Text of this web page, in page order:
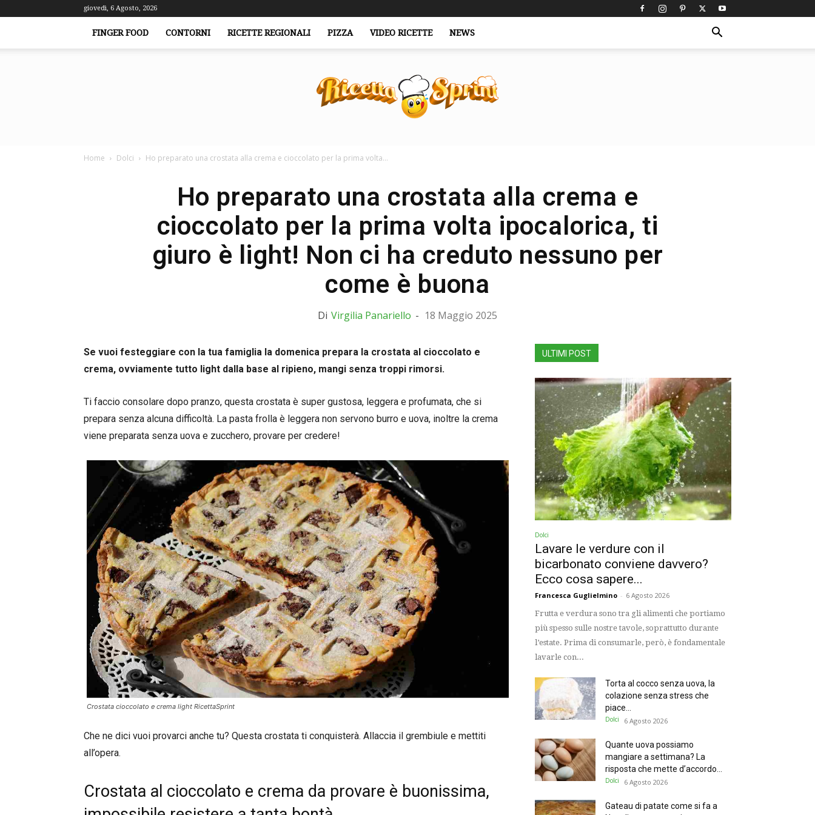
giovedì, 6 Agosto, 2026
FINGER FOOD CONTORNI RICETTE REGIONALI PIZZA VIDEO RICETTE NEWS
Home Dolci Ho preparato una crostata alla crema e cioccolato per la prima volta...
Ho preparato una crostata alla crema e
cioccolato per la prima volta ipocalorica, ti
giuro è light! Non ci ha creduto nessuno per
come è buona
Di Virgilia Panariello - 18 Maggio 2025
Se vuoi festeggiare con la tua famiglia la domenica prepara la crostata al cioccolato e
crema, ovviamente tutto light dalla base al ripieno, mangi senza troppi rimorsi.
Ti faccio consolare dopo pranzo, questa crostata è super gustosa, leggera e profumata, che si
prepara senza alcuna difficoltà. La pasta frolla è leggera non servono burro e uova, inoltre la crema
viene preparata senza uova e zucchero, provare per credere!
Crostata cioccolato e crema light RicettaSprint
Che ne dici vuoi provarci anche tu? Questa crostata ti conquisterà. Allaccia il grembiule e mettiti
all’opera.
Crostata al cioccolato e crema da provare è buonissima,
ULTIMI POST
Dolci
Lavare le verdure con il
bicarbonato conviene davvero?
Ecco cosa sapere...
Francesca Guglielmino - 6 Agosto 2026
Frutta e verdura sono tra gli alimenti che portiamo
più spesso sulle nostre tavole, soprattutto durante
l’estate. Prima di consumarle, però, è fondamentale
lavarle con...
Torta al cocco senza uova, la
colazione senza stress che
piace...
Dolci 6 Agosto 2026
Quante uova possiamo
mangiare a settimana? La
risposta che mette d’accordo...
Dolci 6 Agosto 2026
Gateau di patate come si fa a